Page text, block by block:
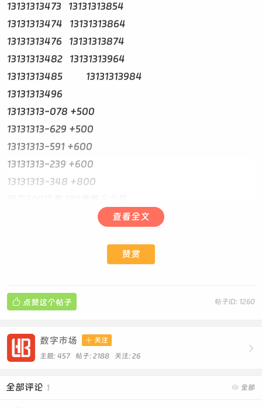
13131313473 13131313854
13131313474 13131313864
13131313476 13131313874
13131313482 13131313964
13131313485 13131313984
13131313496
13131313-078 +500
13131313-629 +500
13131313-591 +600
13131313-239 +600
13131313-348 +800
1000分钟+140G流量 照片发全国
查看全文
赞赏
帖子ID: 1260
 点赞这个帖子

数字市场  关注
主题: 457 帖子: 2188 关注: 26
 全部
全部评论 1